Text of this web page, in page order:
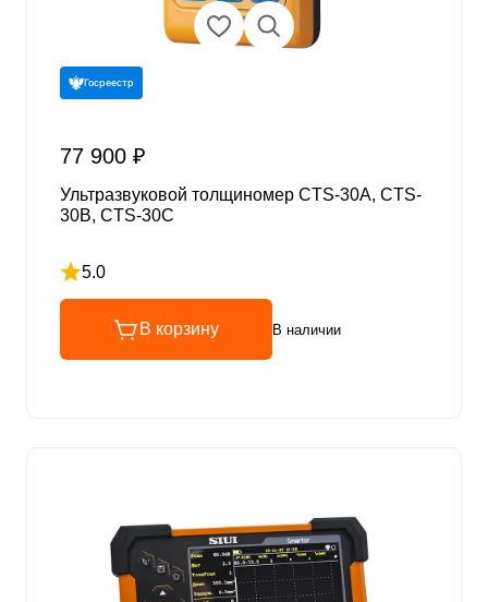
Госреестр
77 900 ₽
Ультразвуковой толщиномер CTS-30A, CTS-
30B, CTS-30C
5.0
Рейтинг 5 из 5
В корзину В наличии